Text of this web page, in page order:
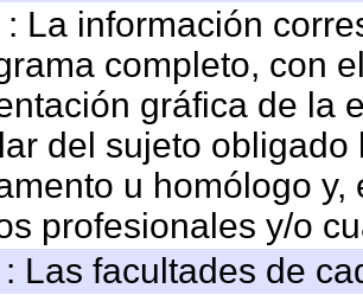
: La información
completo, con
gráfica de la
del sujeto
u homólogo
profesionales y/o
Las facultades de